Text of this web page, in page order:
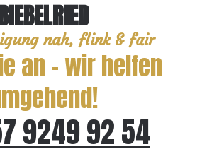
nah, flink & fair
an – wir helfen
9249 92 54